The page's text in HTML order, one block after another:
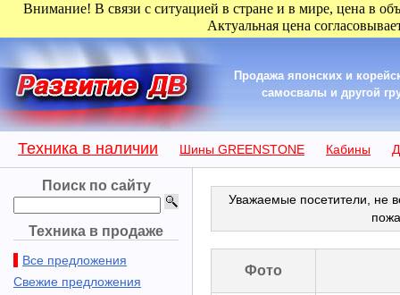
Внимание! В связи с ситуацией в стране и в мире, цена в
Актуальная цена
Продажа японских и
самосвалы и другой
Техника в наличии Шины GREENSTONE Кабины
Поиск по сайту
Техника в продаже
Все предложения
Свежие предложения
Уважаемые посетители, не
Фото